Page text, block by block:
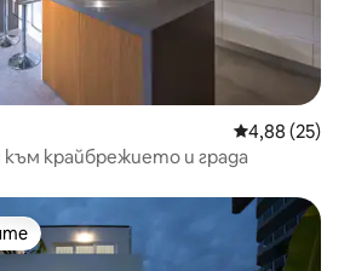
Средна
4,88 (25)
към крайбрежието и града
на гостите